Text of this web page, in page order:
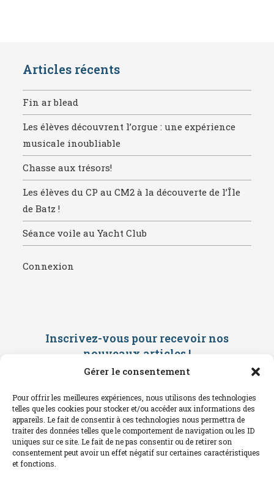
Gérer le consentement
Pour offrir les meilleures expériences, nous utilisons des technologies
telles que les cookies pour stocker et/ou accéder aux informations des
appareils. Le fait de consentir à ces technologies nous permettra de
traiter des données telles que le comportement de navigation ou les ID
uniques sur ce site. Le fait de ne pas consentir ou de retirer son
consentement peut avoir un effet négatif sur certaines caractéristiques
et fonctions.
Articles récents
Fin ar blead
Les élèves découvrent l’orgue : une expérience
musicale inoubliable
Chasse aux trésors!
Les élèves du CP au CM2 à la découverte de l’Île
de Batz !
Séance voile au Yacht Club
Connexion
Inscrivez-vous pour recevoir nos
nouveaux articles !
Saisissez ci-dessous votre adresse
confirmation par mail. Consultez vos
spams !